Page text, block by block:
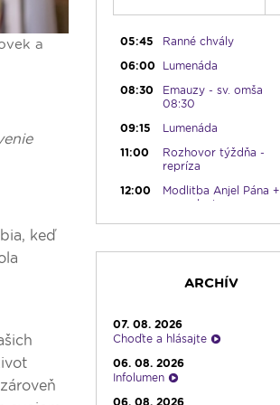
a
keď
05:30
Choďte a hlásajte
05:45
Ranné chvály
06:00
Lumenáda
08:30
Emauzy - sv. omša
08:30
09:15
Lumenáda
11:00
Rozhovor týždňa -
repríza
12:00
Modlitba Anjel Pána +
zamyslenie
12:10
Hudobný aperitív
12:30
Biblia za rok
Lumenfórum
17:30
Infolumen
18:00
ARCHÍV
07. 08. 2026
Choďte a hlásajte
06. 08. 2026
Infolumen
06. 08. 2026